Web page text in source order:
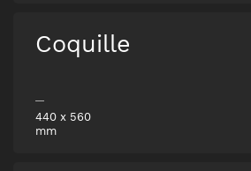
Coquille
440 x 560
mm